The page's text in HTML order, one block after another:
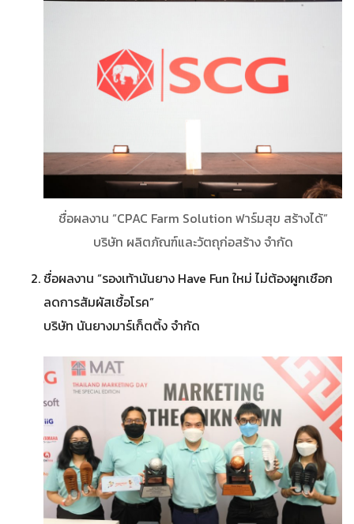
ชื่อผลงาน “CPAC Farm Solution ฟาร์มสุข สร้างได้”
บริษัท ผลิตภัณฑ์และวัตถุก่อสร้าง จำกัด
ชื่อผลงาน “รองเท้านันยาง Have Fun ใหม่ ไม่ต้องผูกเชือก
ลดการสัมผัสเชื้อโรค”
บริษัท นันยางมาร์เก็ตติ้ง จำกัด